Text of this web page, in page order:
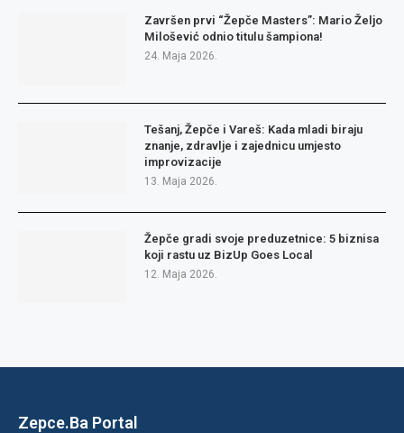
Završen prvi “Žepče Masters”: Mario Željo
Milošević odnio titulu šampiona!
24. Maja 2026.
Tešanj, Žepče i Vareš: Kada mladi biraju
znanje, zdravlje i zajednicu umjesto
improvizacije
13. Maja 2026.
Žepče gradi svoje preduzetnice: 5 biznisa
koji rastu uz BizUp Goes Local
12. Maja 2026.
Zepce.Ba Portal